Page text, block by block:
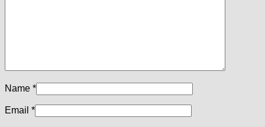
Name *
Email *